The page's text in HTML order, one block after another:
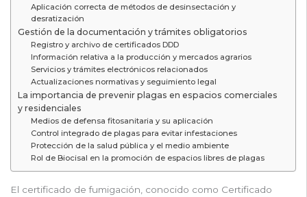
Aplicación correcta de métodos de desinsectación y
desratización
Gestión de la documentación y trámites obligatorios
Registro y archivo de certificados DDD
Información relativa a la producción y mercados agrarios
Servicios y trámites electrónicos relacionados
Actualizaciones normativas y seguimiento legal
La importancia de prevenir plagas en espacios comerciales
y residenciales
Medios de defensa fitosanitaria y su aplicación
Control integrado de plagas para evitar infestaciones
Protección de la salud pública y el medio ambiente
Rol de Biocisal en la promoción de espacios libres de plagas
El certificado de fumigación, conocido como Certificado